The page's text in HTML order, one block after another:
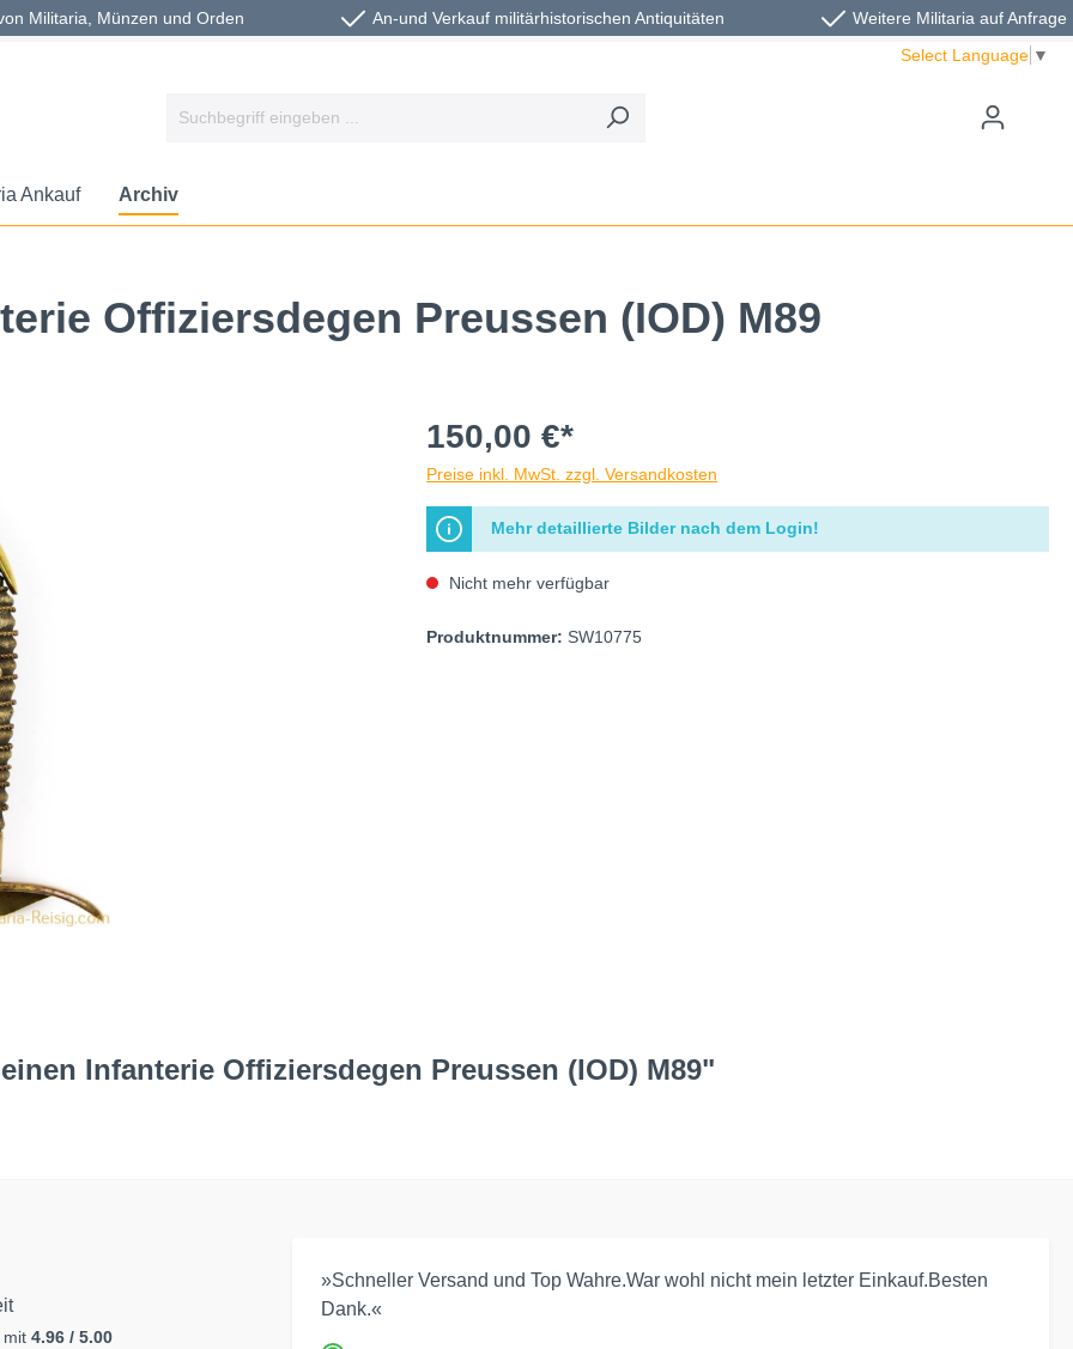
Militaria, Münzen und Orden An-und Verkauf militärhistorischen Antiquitäten
Weitere Militaria auf Anfrage
Select Language ▼
Ankauf Archiv
Offiziersdegen Preussen (IOD) M89
150,00 €*
Preise inkl. MwSt. zzgl. Versandkosten
Mehr detaillierte Bilder nach dem Login!
Nicht mehr verfügbar
Produktnummer: SW10775
Infanterie Offiziersdegen Preussen (IOD) M89"
mit 4.96 / 5.00
»Schneller Versand und Top Wahre.War wohl nicht mein letzter Einkauf.Besten
Dank.«